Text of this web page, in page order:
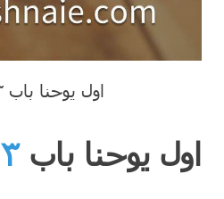
اول یوحنا باب ۳ آیه ۱۸
اول یوحنا باب۳